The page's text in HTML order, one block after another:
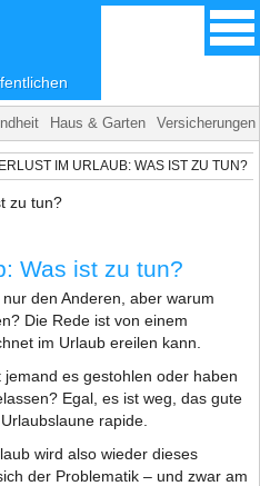
Haus & Garten Versicherungen
IM URLAUB: WAS IST ZU TUN?
Was ist zu tun?
den Anderen, aber warum
Die Rede ist von einem
im Urlaub ereilen kann.
es gestohlen oder haben
Egal, es ist weg, das gute
rapide.
wird also wieder dieses
der Problematik – und zwar am